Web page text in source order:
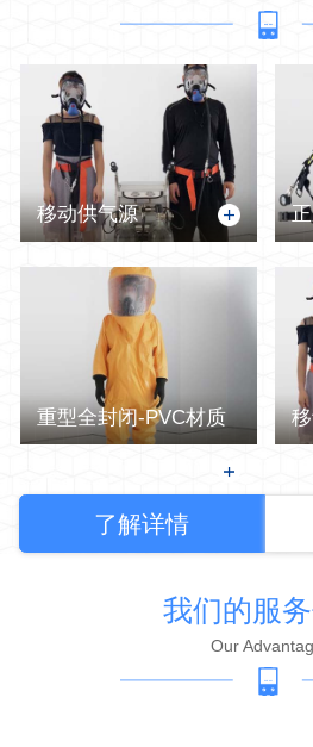
移动供气源
重型全封闭-PVC材质
了解详情
我们的服
Our